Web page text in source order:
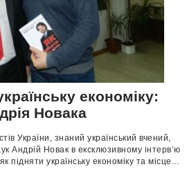
економіку:
Новака
України, знаний український вчений,
Андрій Новак в ексклюзивному інтерв’ю
підняти українську економіку та місце...